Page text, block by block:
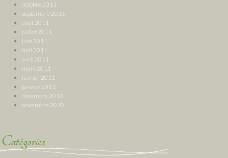
octobre 2011
septembre 2011
août 2011
juillet 2011
juin 2011
mai 2011
avril 2011
mars 2011
février 2011
janvier 2011
décembre 2010
novembre 2010
Catégories